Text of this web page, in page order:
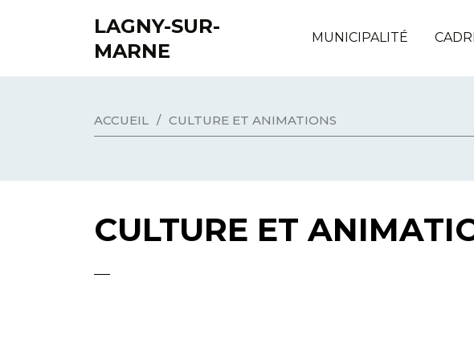
LAGNY-SUR-
MARNE
MUNICIPALITÉ
ACCUEIL / CULTURE ET ANIMATIONS
CULTURE ET